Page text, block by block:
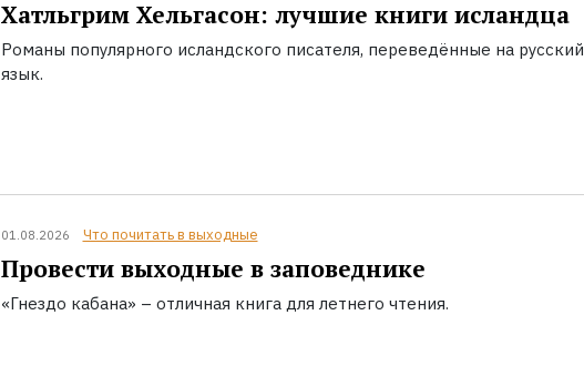
Хатльгрим Хельгасон: лучшие книги исландца
Романы популярного исландского писателя, переведённые на русский
язык.
01.08.2026 Что почитать в выходные
Провести выходные в заповеднике
«Гнездо кабана» – отличная книга для летнего чтения.